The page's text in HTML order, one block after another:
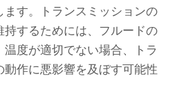
ます。トランスミッションの
持するためには、フルードの
度が適切でない場合、トラ
動作に悪影響を及ぼす可能性